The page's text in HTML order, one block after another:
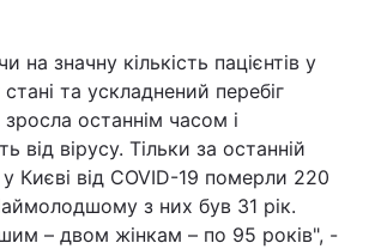
на значну кількість пацієнтів у
та ускладнений перебіг
останнім часом і
від вірусу. Тільки за останній
Києві від COVID-19 померли 220
з них був 31 рік.
– двом жінкам – по 95 років", -